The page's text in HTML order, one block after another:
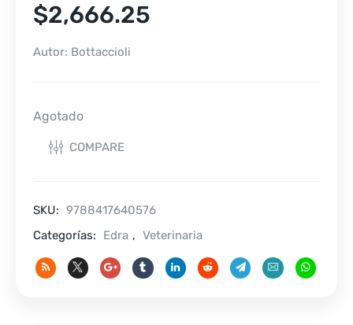
$2,666.25
Autor: Bottaccioli
Agotado
COMPARE
SKU: 9788417640576
Categorías:
Edra , Veterinaria